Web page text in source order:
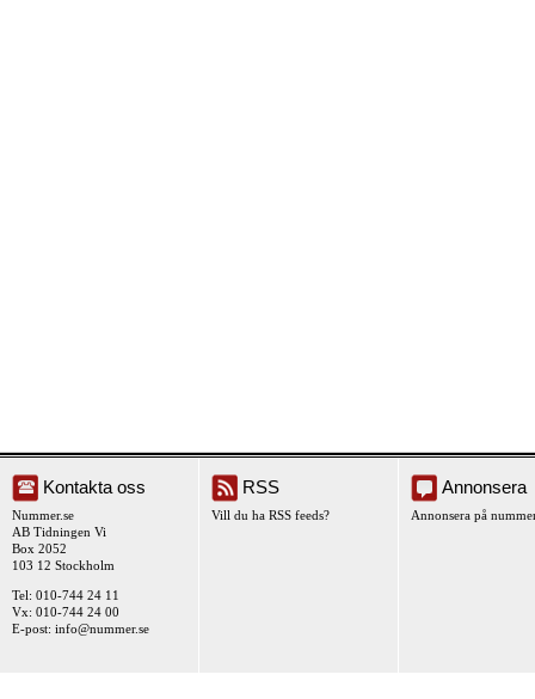
Kontakta oss
Nummer.se
AB Tidningen Vi
Box 2052
103 12 Stockholm
Tel: 010-744 24 11
Vx: 010-744 24 00
E-post: info@nummer.se
RSS
Vill du ha RSS feeds?
Annonsera
Annonsera på